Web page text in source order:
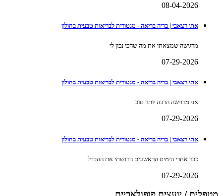
08-04-2026
אתי רצאבי | בריה בריאה - מנטורית לבריאות טבעית בחולון
מרגישה שמצאתי את מה שהכי נכון לי
07-29-2026
אתי רצאבי | בריה בריאה - מנטורית לבריאות טבעית בחולון
אני מרגישה הרבה יותר טוב
07-29-2026
אתי רצאבי | בריה בריאה - מנטורית לבריאות טבעית בחולון
כבר אחרי הימים הראשונים הרגשתי את ההבדל
07-29-2026